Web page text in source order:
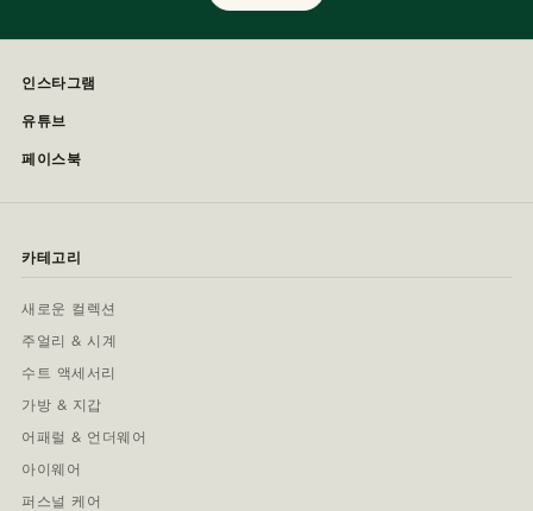
인스타그램
유튜브
페이스북
카테고리
새로운 컬렉션
주얼리 & 시계
수트 액세서리
가방 & 지갑
어패럴 & 언더웨어
아이웨어
퍼스널 케어